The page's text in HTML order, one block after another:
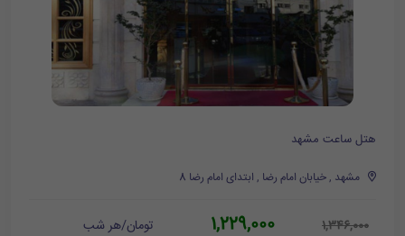
هتل ساعت مشهد
مشهد , خیابان امام رضا , ابتدای امام رضا 8
1,346,000
1,229,000 تومان/هر شب